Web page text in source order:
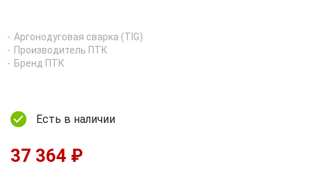
Аргонодуговая сварка (TIG)
Производитель ПТК
Бренд ПТК
Есть в наличии
37 364 ₽